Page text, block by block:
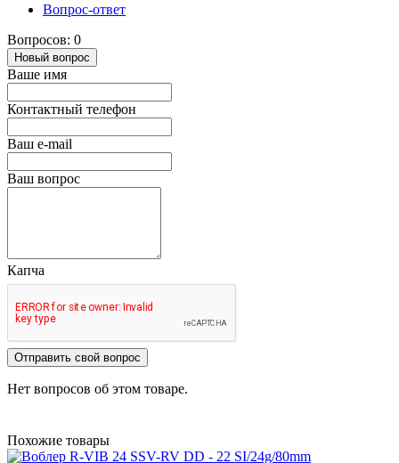
Вопрос-ответ
Вопросов: 0
Новый вопрос
Ваше имя
Контактный телефон
Ваш e-mail
Ваш вопрос
Капча
Отправить свой вопрос
Нет вопросов об этом товаре.
Похожие товары